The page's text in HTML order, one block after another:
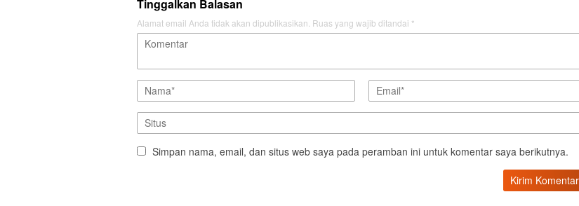
Tinggalkan Balasan
Alamat email Anda tidak akan dipublikasikan. Ruas yang wajib ditandai *
Simpan nama, email, dan situs web saya pada peramban ini untuk komentar saya berikutnya.